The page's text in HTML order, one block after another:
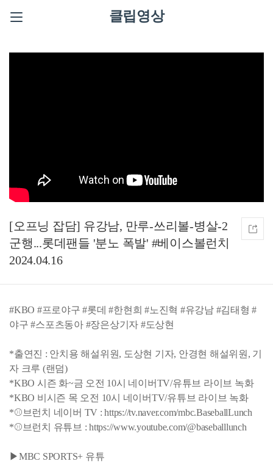
클립영상
[오프닝 잡담] 유강남, 만루-쓰리볼-병살-2
군행...롯데팬들 '분노 폭발' #베이스볼런치
2024.04.16
#KBO #프로야구 #롯데 #한현희 #노진혁 #유강남 #김태형 #
야구 #스포츠동아 #장은상기자 #도상현
*출연진 : 안치용 해설위원, 도상현 기자, 안경현 해설위원, 기
자 크루 (랜덤)
*KBO 시즌 화~금 오전 10시 네이버TV/유튜브 라이브 녹화
*KBO 비시즌 목 오전 10시 네이버TV/유튜브 라이브 녹화
*⚾브런치 네이버 TV : https://tv.naver.com/mbc.BaseballLunch
*⚾브런치 유튜브 : https://www.youtube.com/@baseballlunch
▶MBC SPORTS+ 유튜